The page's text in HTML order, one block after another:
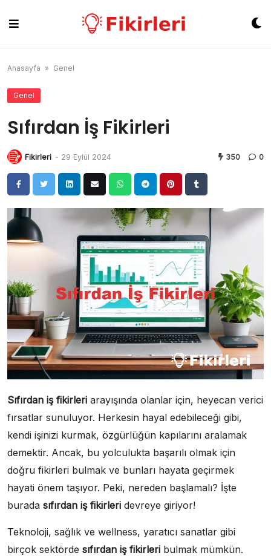
content
Anasayfa » Genel
Genel
Sıfırdan İş Fikirleri
Fikirleri - 29 Eylül 2024 350 0
Sıfırdan iş fikirleri arayışında olanlar için, heyecan verici
fırsatlar sunuluyor. Herkesin hayal edebileceği gibi,
kendi işinizi kurmak, özgürlüğün kapılarını aralamak
demektir. Ancak, bu yolculukta başarılı olmak için
doğru fikirleri bulmak ve bunları hayata geçirmek
hayati önem taşıyor. Peki, nereden başlamalı? İşte
burada sıfırdan iş fikirleri devreye giriyor!
Teknoloji, sağlık ve wellness, yaratıcı sanatlar gibi
birçok sektörde sıfırdan iş fikirleri bulmak mümkün.